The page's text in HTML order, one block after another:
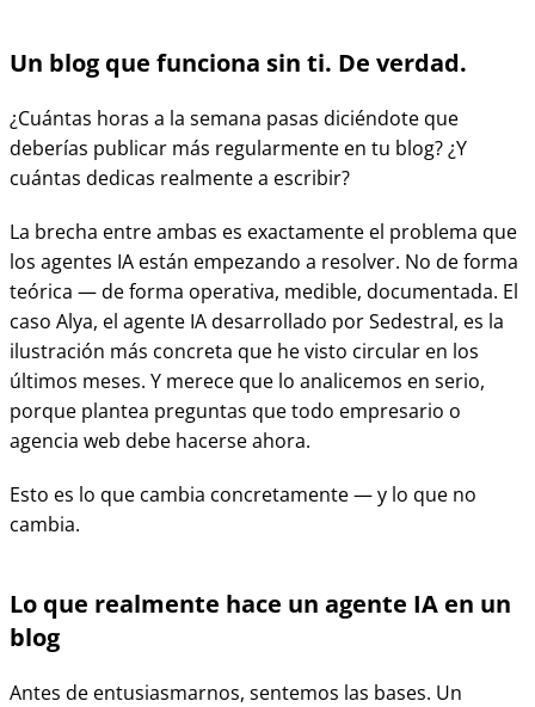
Un blog que funciona sin ti. De verdad.
¿Cuántas horas a la semana pasas diciéndote que
deberías publicar más regularmente en tu blog? ¿Y
cuántas dedicas realmente a escribir?
La brecha entre ambas es exactamente el problema que
los agentes IA están empezando a resolver. No de forma
teórica — de forma operativa, medible, documentada. El
caso Alya, el agente IA desarrollado por Sedestral, es la
ilustración más concreta que he visto circular en los
últimos meses. Y merece que lo analicemos en serio,
porque plantea preguntas que todo empresario o
agencia web debe hacerse ahora.
Esto es lo que cambia concretamente — y lo que no
cambia.
Lo que realmente hace un agente IA en un
blog
Antes de entusiasmarnos, sentemos las bases. Un